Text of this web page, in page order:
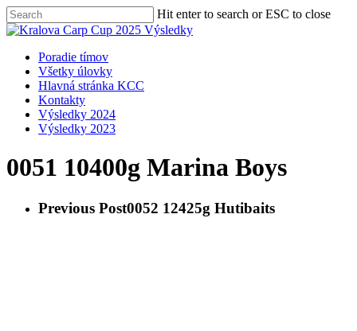
Skip
to
content
Hit enter to search or ESC to close
Close
Menu
Poradie tímov
Všetky úlovky
Hlavná stránka KCC
Kontakty
Výsledky 2024
Výsledky 2023
0051 10400g Marina Boys
Previous Post0052 12425g Hutibaits